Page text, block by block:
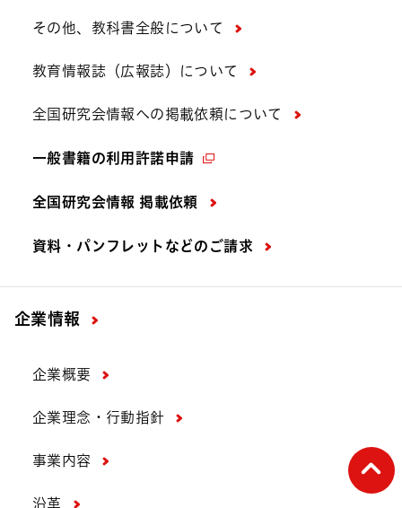
その他、教科書全般について
教育情報誌（広報誌）について
全国研究会情報への掲載依頼について
一般書籍の利用許諾申請
全国研究会情報 掲載依頼
資料・パンフレットなどの ご請求
企業情報
企業概要
企業理念・行動指針
事業内容
沿革
ペ